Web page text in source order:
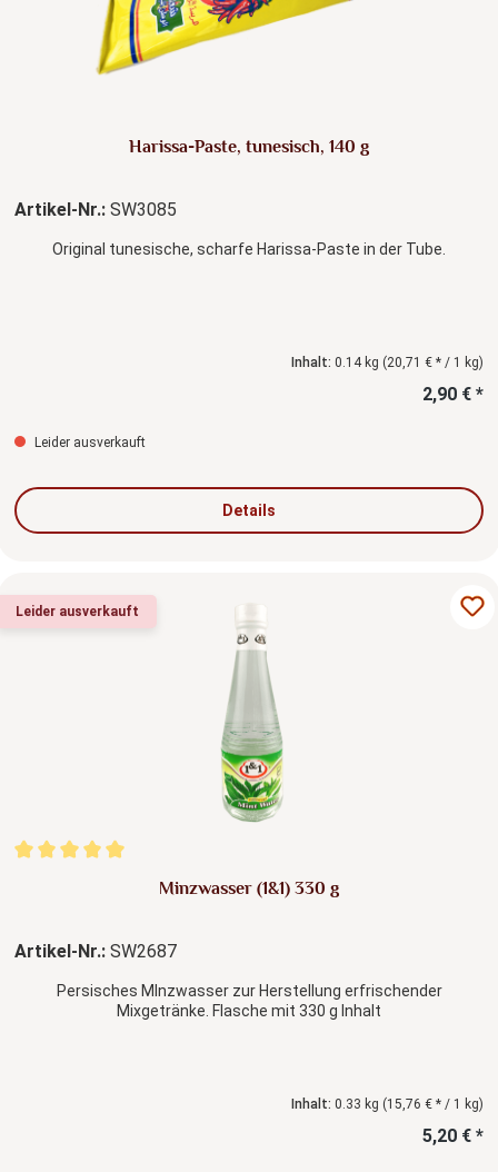
Harissa-Paste, tunesisch, 140 g
Artikel-Nr.: SW3085
Original tunesische, scharfe Harissa-Paste in der Tube.
Inhalt: 0.14 kg (20,71 € * / 1 kg)
2,90 € *
Leider ausverkauft
Details
Leider ausverkauft
Durchschnittliche Bewertung von 5 von 5 Sternen
Minzwasser (1&1) 330 g
Artikel-Nr.: SW2687
Persisches MInzwasser zur Herstellung erfrischender
Mixgetränke. Flasche mit 330 g Inhalt
Inhalt: 0.33 kg (15,76 € * / 1 kg)
5,20 € *